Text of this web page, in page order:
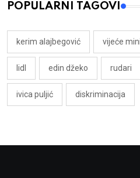
POPULARNI TAGOVI
kerim alajbegović vijeće
lidl edin džeko rudari
ivica puljić diskriminacija